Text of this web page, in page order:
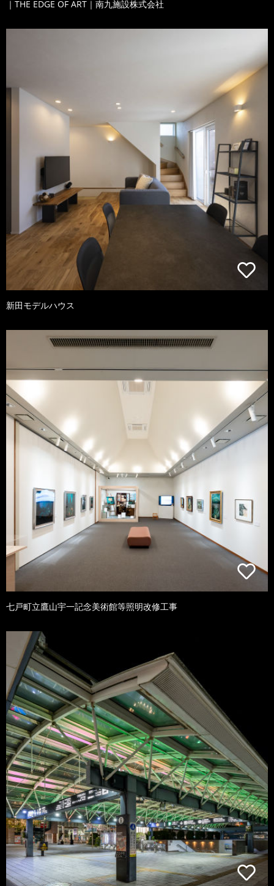
｜THE EDGE OF ART｜南九施設株式会社
新田モデルハウス
七戸町立鷹山宇一記念美術館等照明改修工事